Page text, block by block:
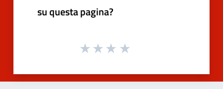
su questa pagina?